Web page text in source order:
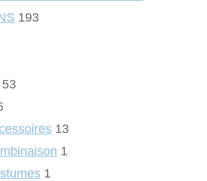
193
53
13
1
1